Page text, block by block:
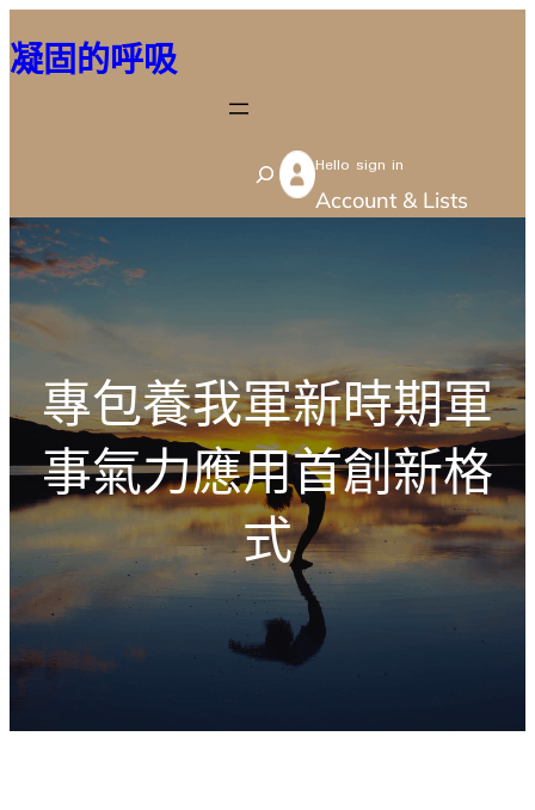
至
容
凝固的呼吸
S
e
Hello sign in
Account & Lists
專包養我軍新時期軍
事氣力應用首創新格
式